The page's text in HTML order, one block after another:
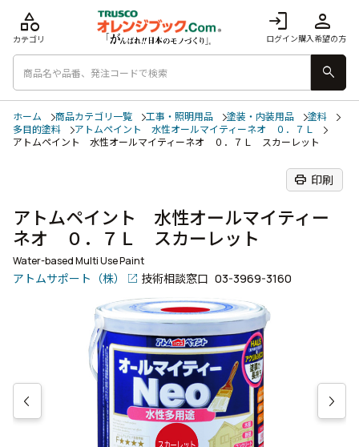
login
ログイン
person
購入希望の方
category
カテゴリ
search
ホーム 商品カテゴリ一覧 工事・照明用品 塗装・内装用品
塗料
多目的塗料
アトムペイント 水性オールマイティーネオ ０．７Ｌ
アトムペイント 水性オールマイティーネオ ０．７Ｌ スカーレット
print 印刷
アトムペイント 水性オールマイティー
ネオ ０．７Ｌ スカーレット
Water-based Multi Use Paint
アトムサポート（株） 技術相談窓口 03-3969-3160